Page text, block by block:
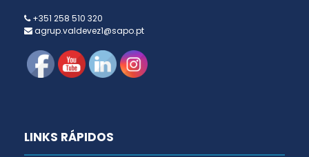
+351 258 510 320
agrup.valdevez1@sapo.pt
LINKS RÁPIDOS